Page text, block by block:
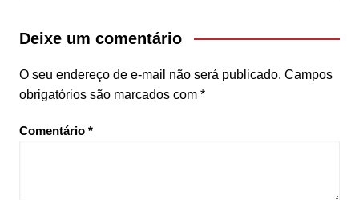
Deixe um comentário
O seu endereço de e-mail não será publicado. Campos
obrigatórios são marcados com *
Comentário *